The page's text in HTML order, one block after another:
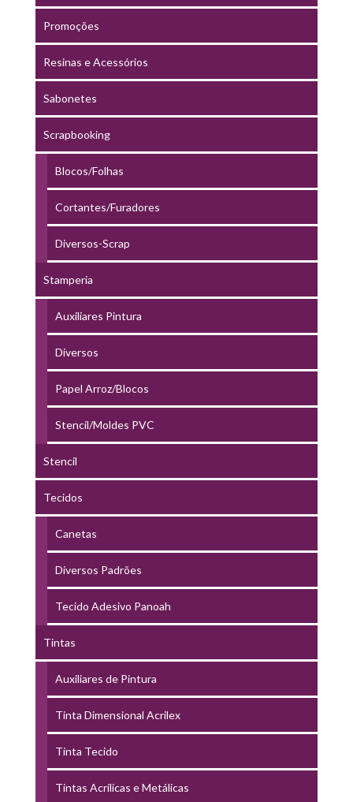
Promoções
Resinas e Acessórios
Sabonetes
Scrapbooking
Blocos/Folhas
Cortantes/Furadores
Diversos-Scrap
Stamperia
Auxiliares Pintura
Diversos
Papel Arroz/Blocos
Stencil/Moldes PVC
Stencil
Tecidos
Canetas
Diversos Padrões
Tecido Adesivo Panoah
Tintas
Auxiliares de Pintura
Tinta Dimensional Acrilex
Tinta Tecido
Tintas Acrílicas e Metálicas